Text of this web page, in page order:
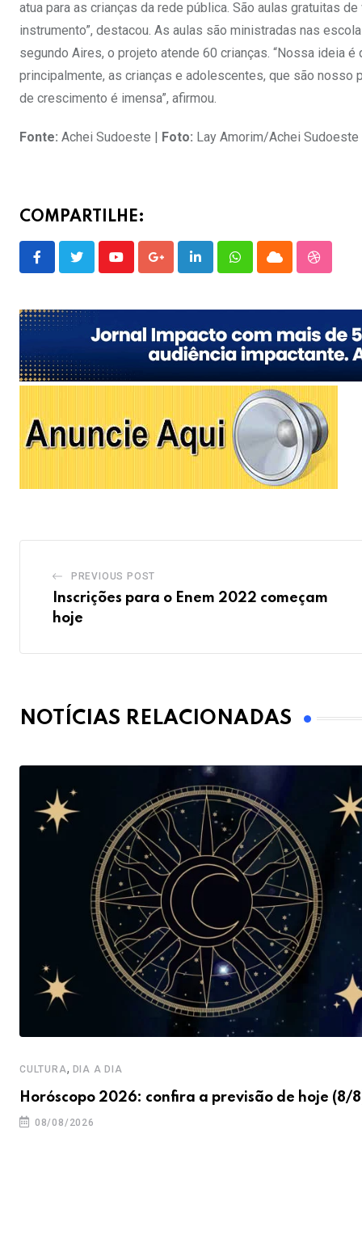
atua para as crianças da rede pública. São aulas gratuitas
instrumento”, destacou. As aulas são ministradas nas
segundo Aires, o projeto atende 60 crianças. “Nossa ideia
principalmente, as crianças e adolescentes, que são
de crescimento é imensa”, afirmou.
Fonte: Achei Sudoeste | Foto: Lay Amorim/Achei Sudoeste
COMPARTILHE:
YoutubeGoogle+LinkedInWhatsappCloud
PREVIOUS POST
Inscrições para o Enem 2022 começam
hoje
NOTÍCIAS RELACIONADAS
CULTURA, DIA A DIA
Horóscopo 2026: confira a previsão de hoje (8/
08/08/2026